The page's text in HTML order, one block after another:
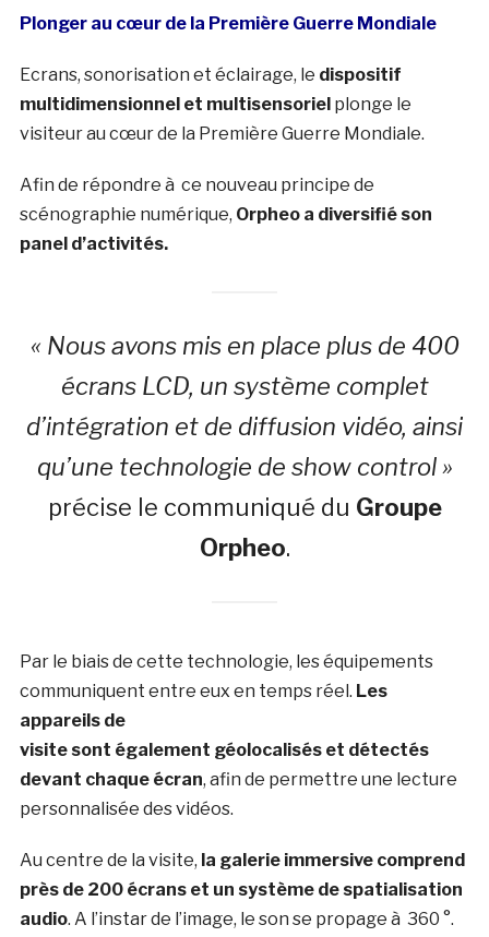
Plonger au cœur de la Première Guerre Mondiale
Ecrans, sonorisation et éclairage, le dispositif
multidimensionnel et multisensorielplonge le
visiteur au cœur de la Première Guerre Mondiale.
Afin de répondre à ce nouveau principe de
scénographie numérique, Orpheo a diversifié son
panel d’activités.
« Nous avons mis en place plus de 400
écrans LCD, un système complet
d’intégration et de diffusion vidéo, ainsi
qu’une technologie de show control »
précise le communiqué du Groupe
Orpheo.
Par le biais de cette technologie, les équipements
communiquent entre eux en temps réel. Les
appareils de
visite sont également géolocalisés et détectés
devant chaque écran, afin de permettre une lecture
personnalisée des vidéos.
Au centre de la visite, la galerie immersive comprend
près de 200 écrans et un système de spatialisation
audio. A l’instar de l’image, le son se propage à 360 °.